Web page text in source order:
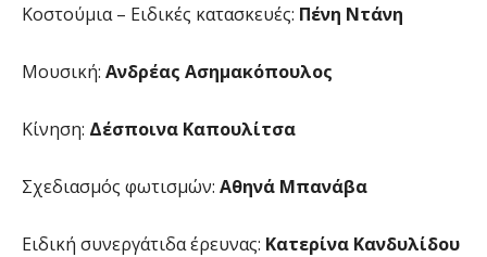
Κοστούμια – Ειδικές κατασκευές: Πένη Ντάνη
Μουσική: Ανδρέας Ασημακόπουλος
Κίνηση: Δέσποινα Καπουλίτσα
Σχεδιασμός φωτισμών: Αθηνά Μπανάβα
Ειδική συνεργάτιδα έρευνας: Κατερίνα Κανδυλίδου